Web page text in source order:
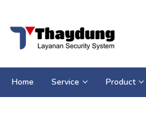
Home Service Product